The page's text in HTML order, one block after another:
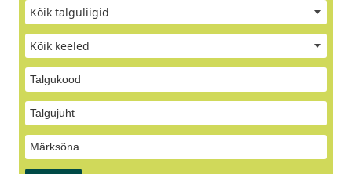
Kõik talguliigid
Kõik keeled